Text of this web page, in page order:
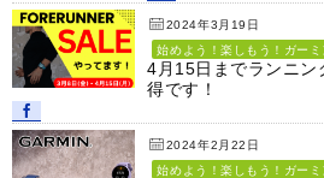
2024年3月19日
始めよう！楽しもう！ガー
4月15日までランニン
得です！
2024年2月22日
始めよう！楽しもう！ガー